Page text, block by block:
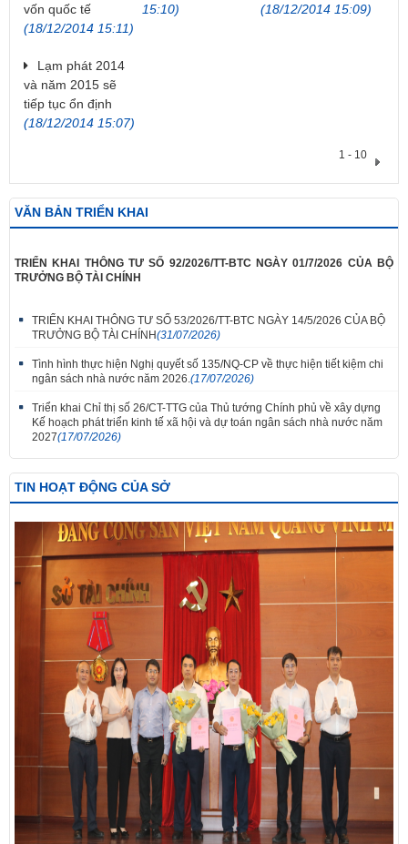
vốn quốc tế
(18/12/2014 15:11)
15:10)
(18/12/2014 15:09)
Lạm phát 2014
và năm 2015 sẽ
tiếp tục ổn định
(18/12/2014 15:07)
1 - 10
VĂN BẢN TRIỂN KHAI
TRIỂN KHAI THÔNG TƯ SỐ 92/2026/TT-BTC NGÀY 01/7/2026 CỦA BỘ
TRƯỞNG BỘ TÀI CHÍNH
TRIỂN KHAI THÔNG TƯ SỐ 53/2026/TT-BTC NGÀY 14/5/2026 CỦA BỘ
TRƯỞNG BỘ TÀI CHÍNH(31/07/2026)
Tình hình thực hiện Nghị quyết số 135/NQ-CP về thực hiện tiết kiệm chi
ngân sách nhà nước năm 2026. (17/07/2026)
Triển khai Chỉ thị số 26/CT-TTG của Thủ tướng Chính phủ về xây dựng
Kế hoạch phát triển kinh tế xã hội và dự toán ngân sách nhà nước năm
2027(17/07/2026)
TIN HOẠT ĐỘNG CỦA SỞ